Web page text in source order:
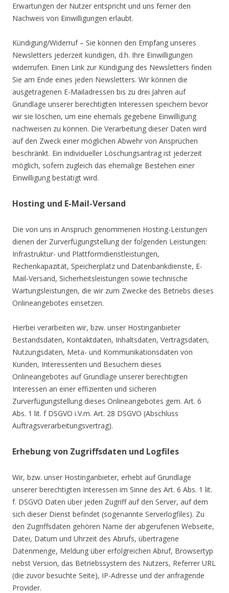
Erwartungen der Nutzer entspricht und uns ferner den
Nachweis von Einwilligungen erlaubt.
Kündigung/Widerruf – Sie können den Empfang unseres
Newsletters jederzeit kündigen, d.h. Ihre Einwilligungen
widerrufen. Einen Link zur Kündigung des Newsletters finden
Sie am Ende eines jeden Newsletters. Wir können die
ausgetragenen E-Mailadressen bis zu drei Jahren auf
Grundlage unserer berechtigten Interessen speichern bevor
wir sie löschen, um eine ehemals gegebene Einwilligung
nachweisen zu können. Die Verarbeitung dieser Daten wird
auf den Zweck einer möglichen Abwehr von Ansprüchen
beschränkt. Ein individueller Löschungsantrag ist jederzeit
möglich, sofern zugleich das ehemalige Bestehen einer
Einwilligung bestätigt wird.
Hosting und E-Mail-Versand
Die von uns in Anspruch genommenen Hosting-Leistungen
dienen der Zurverfügungstellung der folgenden Leistungen:
Infrastruktur- und Plattformdienstleistungen,
Rechenkapazität, Speicherplatz und Datenbankdienste, E-
Mail-Versand, Sicherheitsleistungen sowie technische
Wartungsleistungen, die wir zum Zwecke des Betriebs dieses
Onlineangebotes einsetzen.
Hierbei verarbeiten wir, bzw. unser Hostinganbieter
Bestandsdaten, Kontaktdaten, Inhaltsdaten, Vertragsdaten,
Nutzungsdaten, Meta- und Kommunikationsdaten von
Kunden, Interessenten und Besuchern dieses
Onlineangebotes auf Grundlage unserer berechtigten
Interessen an einer effizienten und sicheren
Zurverfügungstellung dieses Onlineangebotes gem. Art. 6
Abs. 1 lit. f DSGVO i.V.m. Art. 28 DSGVO (Abschluss
Auftragsverarbeitungsvertrag).
Erhebung von Zugriffsdaten und Logfiles
Wir, bzw. unser Hostinganbieter, erhebt auf Grundlage
unserer berechtigten Interessen im Sinne des Art. 6 Abs. 1 lit.
f. DSGVO Daten über jeden Zugriff auf den Server, auf dem
sich dieser Dienst befindet (sogenannte Serverlogfiles). Zu
den Zugriffsdaten gehören Name der abgerufenen Webseite,
Datei, Datum und Uhrzeit des Abrufs, übertragene
Datenmenge, Meldung über erfolgreichen Abruf, Browsertyp
nebst Version, das Betriebssystem des Nutzers, Referrer URL
(die zuvor besuchte Seite), IP-Adresse und der anfragende
Provider.